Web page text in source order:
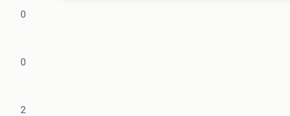
0
0
2